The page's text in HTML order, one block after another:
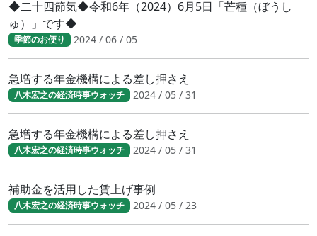
◆二十四節気◆令和6年（2024）6月5日「芒種（ぼうし
ゅ）」です◆
季節のお便り 2024 / 06 / 05
急増する年金機構による差し押さえ
八木宏之の経済時事ウォッチ 2024 / 05 / 31
急増する年金機構による差し押さえ
八木宏之の経済時事ウォッチ 2024 / 05 / 31
補助金を活用した賃上げ事例
八木宏之の経済時事ウォッチ 2024 / 05 / 23